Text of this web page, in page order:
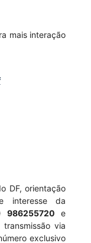
mais interação
DF, orientação
interesse da
986255720e
via
exclusivo